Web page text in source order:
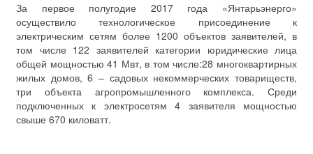
За первое полугодие 2017 года «Янтарьэнерго»
осуществило технологическое присоединение к
электрическим сетям более 1200 объектов заявителей, в
том числе 122 заявителей категории юридические лица
общей мощностью 41 Мвт, в том числе:28 многоквартирных
жилых домов, 6 – садовых некоммерческих товариществ,
три объекта агропромышленного комплекса. Среди
подключенных к электросетям 4 заявителя мощностью
свыше 670 киловатт.